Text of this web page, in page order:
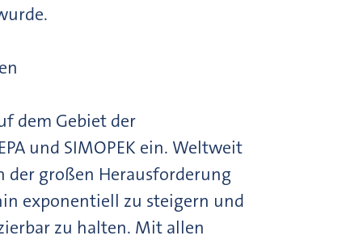
dem Gebiet der
und SIMOPEK ein. Weltweit
der großen Herausforderung
exponentiell zu steigern und
zu halten. Mit allen